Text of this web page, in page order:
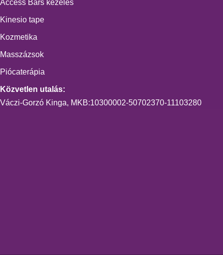
Access Bars kezelés
Kinesio tape
Kozmetika
Masszázsok
Piócaterápia
Közvetlen utalás:
Váczi-Gorzó Kinga, MKB:10300002-50702370-11103280